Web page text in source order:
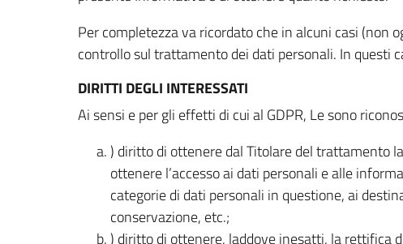
Per completezza va ricordato che in alcuni casi (non
controllo sul trattamento dei dati personali. In questi
DIRITTI DEGLI INTERESSATI
Ai sensi e per gli effetti di cui al GDPR, Le sono
) diritto di ottenere dal Titolare del trattamento
ottenere l’accesso ai dati personali e alle
categorie di dati personali in questione, ai
conservazione, etc.;
) diritto di ottenere, laddove inesatti, la rettifica